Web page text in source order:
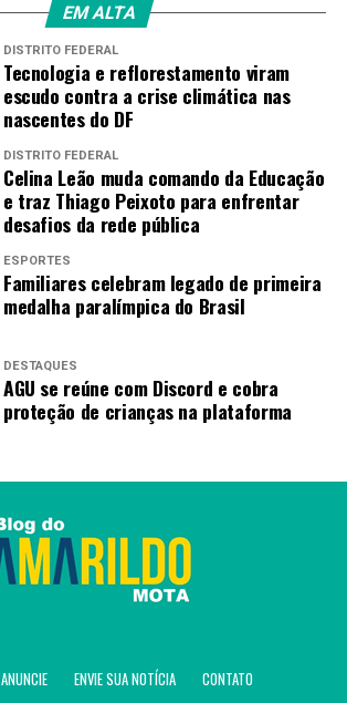
EM ALTA
DISTRITO FEDERAL
Tecnologia e reflorestamento viram
escudo contra a crise climática nas
nascentes do DF
DISTRITO FEDERAL
Celina Leão muda comando da Educação
e traz Thiago Peixoto para enfrentar
desafios da rede pública
ESPORTES
Familiares celebram legado de primeira
medalha paralímpica do Brasil
DESTAQUES
AGU se reúne com Discord e cobra
proteção de crianças na plataforma
ANUNCIE ENVIE SUA NOTÍCIA CONTATO